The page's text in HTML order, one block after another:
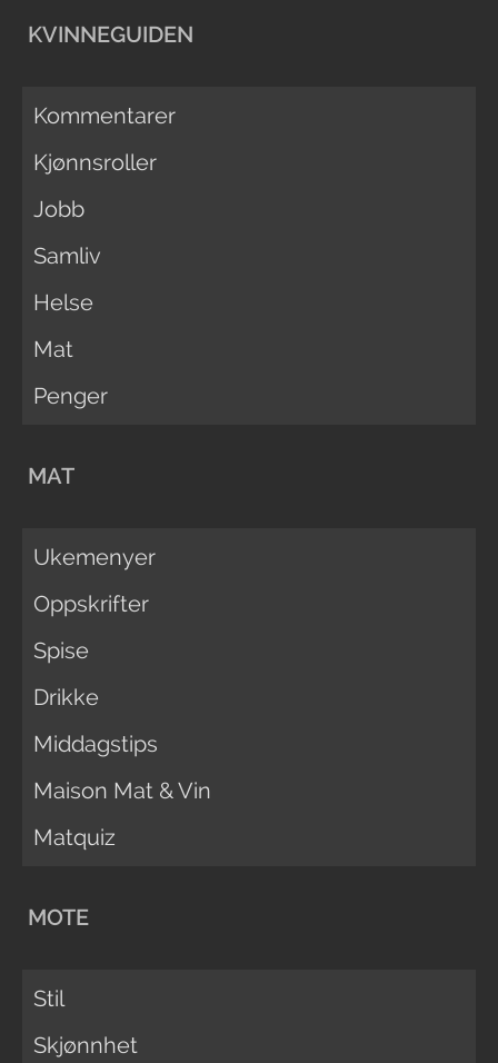
KVINNEGUIDEN
Kommentarer
Kjønnsroller
Jobb
Samliv
Helse
Mat
Penger
MAT
Ukemenyer
Oppskrifter
Spise
Drikke
Middagstips
Maison Mat & Vin
Matquiz
MOTE
Stil
Skjønnhet